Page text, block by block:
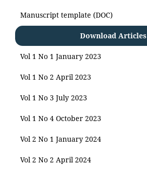
Manuscript template (DOC)
Download Articles
Vol 1 No 1 January 2023
Vol 1 No 2 April 2023
Vol 1 No 3 July 2023
Vol 1 No 4 October 2023
Vol 2 No 1 January 2024
Vol 2 No 2 April 2024